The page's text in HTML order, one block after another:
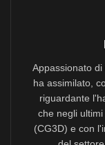
Appassionato
ha assimilato,
riguardante
che negli
(CG3D) e con